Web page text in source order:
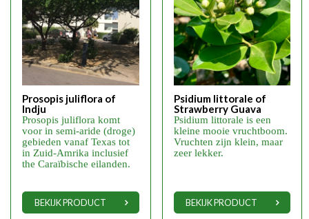
Prosopis juliflora of
Indju
Prosopis juliflora komt
voor in semi-aride (droge)
gebieden vanaf Texas tot
in Zuid-Amrika inclusief
the Caraïbische eilanden.
BEKIJK PRODUCT
Psidium littorale of
Strawberry Guava
Psidium littorale is een
kleine mooie vruchtboom.
Vruchten zijn klein, maar
zeer lekker.
BEKIJK PRODUCT